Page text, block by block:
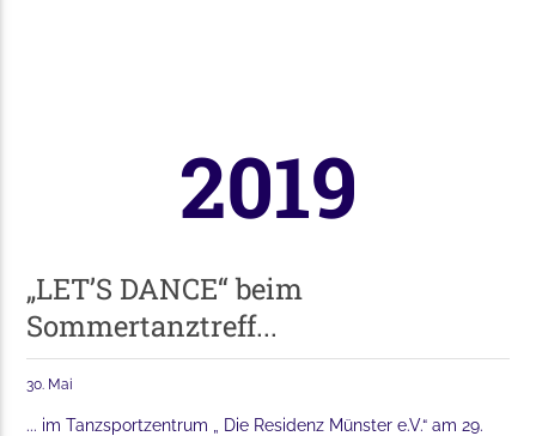
2019
„LET’S DANCE“ beim
Sommertanztreff...
30. Mai
... im Tanzsportzentrum „ Die Residenz Münster e.V.“ am 29.